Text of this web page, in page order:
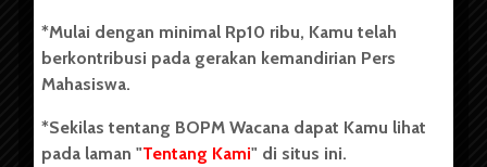
berdiri pada 1 Juli 1995.
Kontribusi
*Mulai dengan minimal Rp10 ribu, Kamu telah
berkontribusi pada gerakan kemandirian Pers
Mahasiswa.
*Sekilas tentang BOPM Wacana dapat Kamu lihat
pada laman "Tentang Kami" di situs ini.